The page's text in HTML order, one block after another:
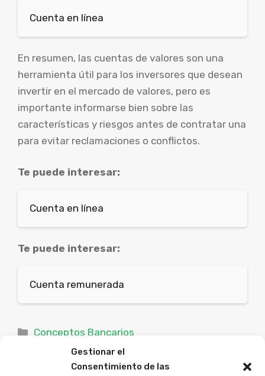
Gestionar el
Consentimiento de las
Cuenta en línea
En resumen, las cuentas de valores son una
herramienta útil para los inversores que desean
invertir en el mercado de valores, pero es
importante informarse bien sobre las
características y riesgos antes de contratar una
para evitar reclamaciones o conflictos.
Te puede interesar:
Cuenta en línea
Te puede interesar:
Cuenta remunerada
Categorías
Conceptos Bancarios
Cuenta de depósito a plazo
Cuenta en línea